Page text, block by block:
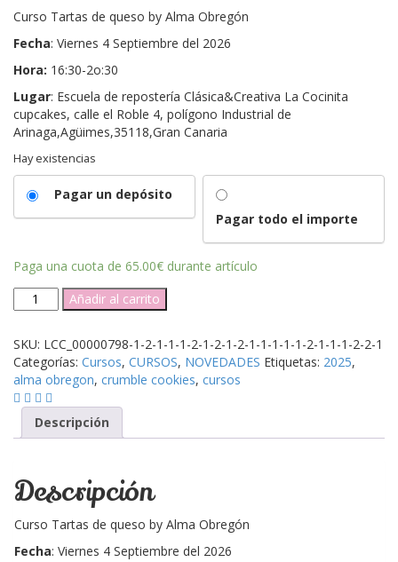
Curso Tartas de queso by Alma Obregón
Fecha: Viernes 4 Septiembre del 2026
Hora: 16:30-2o:30
Lugar: Escuela de repostería Clásica&Creativa La Cocinita
cupcakes, calle el Roble 4, polígono Industrial de
Arinaga,Agüimes,35118,Gran Canaria
Hay existencias
Pagar un depósito
Pagar todo el importe
Paga una cuota de 65.00€ durante artículo
Curso
Tartas
queso
By
Alma-
Viernes
de
cantidad
Añadir al carrito
SKU: LCC_00000798-1-2-1-1-1-2-1-2-1-2-1-1-1-1-1-2-1-1-1-2-2-1
Categorías: Cursos, CURSOS, NOVEDADES Etiquetas: 2025,
alma obregon, crumble cookies, cursos
Descripción
Descripción
Curso Tartas de queso by Alma Obregón
Fecha: Viernes 4 Septiembre del 2026